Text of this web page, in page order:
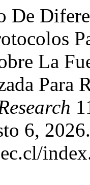
De
La
Para
6, 2026.